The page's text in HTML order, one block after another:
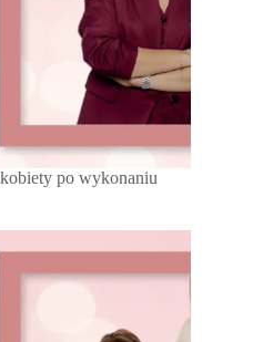
po wykonaniu